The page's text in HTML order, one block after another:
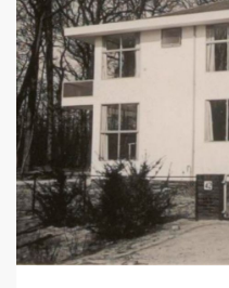
Door het bevestigen van
bestaande gevel, het
aluminium puien en de
travertin natuursteen
de optopping een strak
We kijken uit naar de
zomer start met